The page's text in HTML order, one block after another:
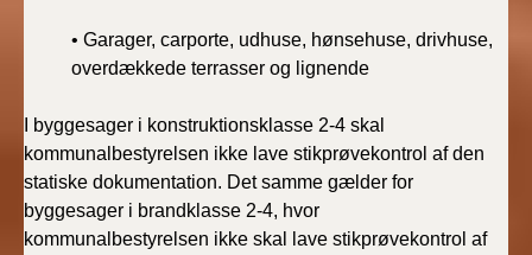
• Garager, carporte, udhuse, hønsehuse, drivhuse,
overdækkede terrasser og lignende
I byggesager i konstruktionsklasse 2-4 skal
kommunalbestyrelsen ikke lave stikprøvekontrol af den
statiske dokumentation. Det samme gælder for
byggesager i brandklasse 2-4, hvor
kommunalbestyrelsen ikke skal lave stikprøvekontrol af